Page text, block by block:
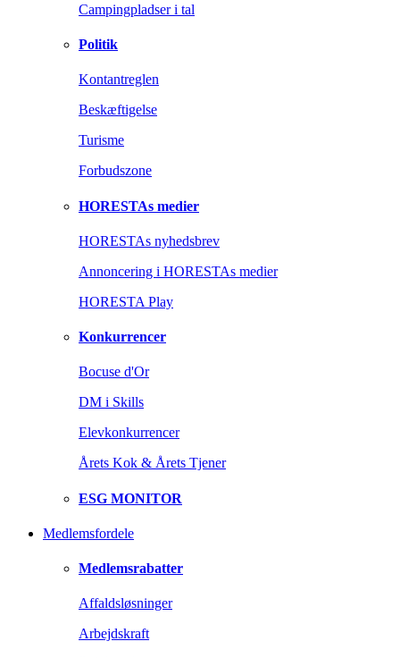
Campingpladser i tal
Politik
Kontantreglen
Beskæftigelse
Turisme
Forbudszone
HORESTAs medier
HORESTAs nyhedsbrev
Annoncering i HORESTAs medier
HORESTA Play
Konkurrencer
Bocuse d'Or
DM i Skills
Elevkonkurrencer
Årets Kok & Årets Tjener
ESG MONITOR
Medlemsfordele
Medlemsrabatter
Affaldsløsninger
Arbejdskraft